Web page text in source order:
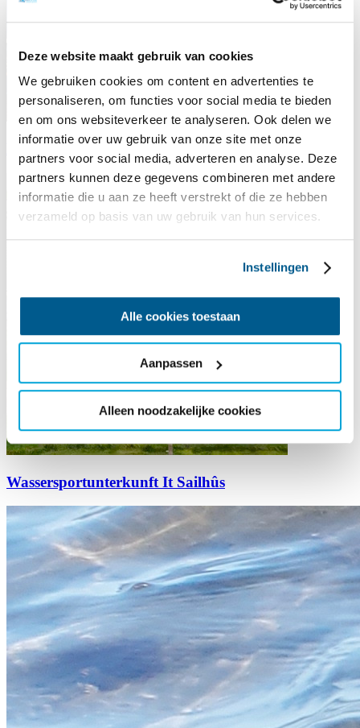
Deze website maakt gebruik van cookies
We gebruiken cookies om content en advertenties te
personaliseren, om functies voor social media te bieden
en om ons websiteverkeer te analyseren. Ook delen we
informatie over uw gebruik van onze site met onze
partners voor social media, adverteren en analyse. Deze
partners kunnen deze gegevens combineren met andere
informatie die u aan ze heeft verstrekt of die ze hebben
verzameld op basis van uw gebruik van hun services.
Instellingen
Alle cookies toestaan
Aanpassen
Alleen noodzakelijke cookies
Katamaran Beatrix
Wassersportunterkunft It Sailhûs